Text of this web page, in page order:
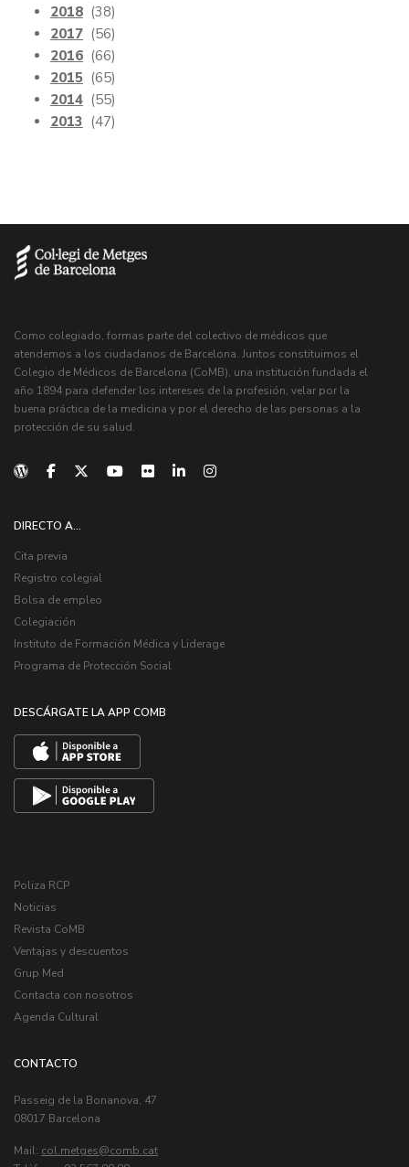
2018 (38)
2017 (56)
2016 (66)
2015 (65)
2014 (55)
2013 (47)
Como colegiado, formas parte del colectivo de médicos que
atendemos a los ciudadanos de Barcelona. Juntos constituimos el
Colegio de Médicos de Barcelona (CoMB), una institución fundada el
año 1894 para defender los intereses de la profesión, velar por la
buena práctica de la medicina y por el derecho de las personas a la
protección de su salud.
DIRECTO A...
Cita previa
Registro colegial
Bolsa de empleo
Colegiación
Instituto de Formación Médica y Liderage
Programa de Protección Social
DESCÁRGATE LA APP COMB
Poliza RCP
Noticias
Revista CoMB
Ventajas y descuentos
Grup Med
Contacta con nosotros
Agenda Cultural
CONTACTO
Passeig de la Bonanova, 47
08017 Barcelona
Mail: col.metges